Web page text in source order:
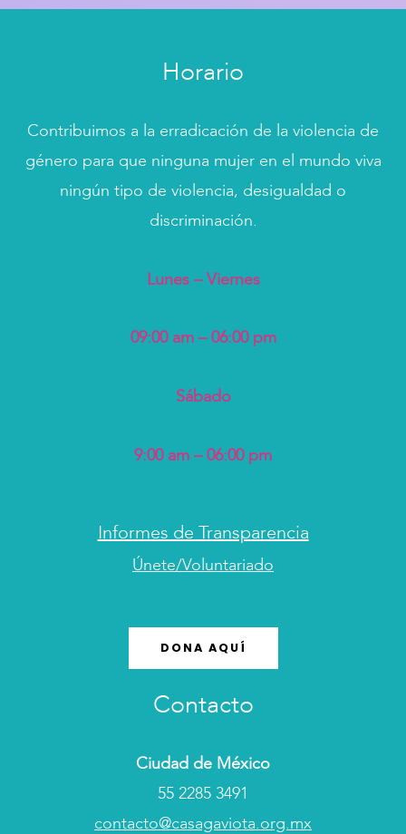
Horario
Contribuimos a la erradicación de la violencia de
género para que ninguna mujer en el mundo viva
ningún tipo de violencia, desigualdad o
discriminación.
Lunes – Viernes
09:00 am – 06:00 pm
Sábado
9:00 am – 06:00 pm
Informes de Transparencia
Únete/Voluntariado
DONA AQUÍ
Contacto
Ciudad de México
55 2285 3491
contacto@casagaviota.org.mx